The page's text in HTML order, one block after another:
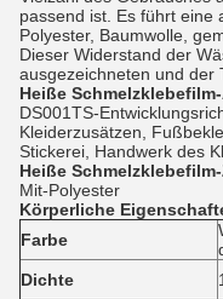
passend ist. Es führt eine
Polyester, Baumwolle,
Dieser Widerstand der
ausgezeichneten und der
Heiße
DS001TS-
Kleiderzusätzen,
Stickerei, Handwerk des
Heiße
Mit-Polyester
Körperliche
Farbe
Dichte